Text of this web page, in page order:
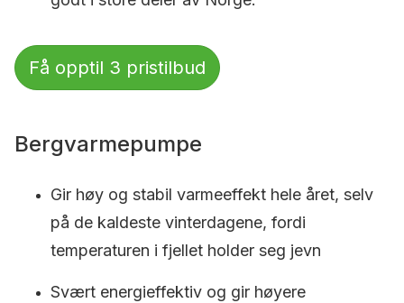
Få opptil 3 pristilbud
Bergvarmepumpe
Gir høy og stabil varmeeffekt hele året, selv
på de kaldeste vinterdagene, fordi
temperaturen i fjellet holder seg jevn
Svært energieffektiv og gir høyere